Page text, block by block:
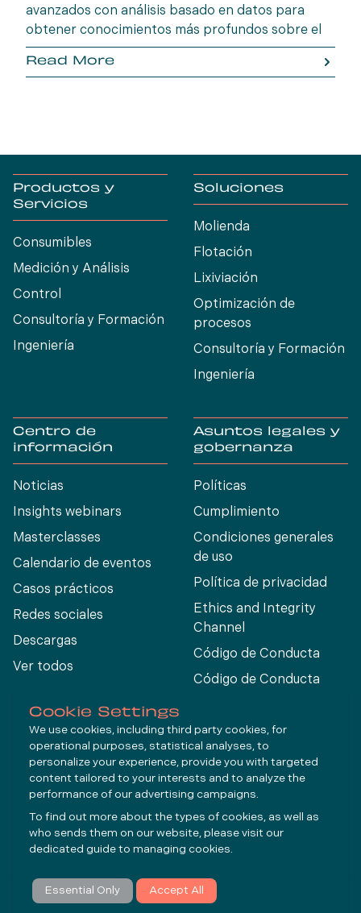
HACER UNA CONSULTA
avanzados con análisis basado en datos para
obtener conocimientos más profundos sobre el
comportamiento del mineral. OreVia, el enfoque
holístico de Molycop para el procesamiento de
Read More
Productos y
Servicios
Consumibles
Medición y Análisis
Control
Consultoría y Formación
Ingeniería
Soluciones
Molienda
Flotación
Lixiviación
Optimización de
procesos
Consultoría y Formación
Ingeniería
Centro de
información
Noticias
Insights webinars
Masterclasses
Calendario de eventos
Casos prácticos
Redes sociales
Descargas
Ver todos
Asuntos legales y
gobernanza
Políticas
Cumplimiento
Condiciones generales
de uso
Política de privacidad
Ethics and Integrity
Channel
Código de Conducta
Código de Conducta
Connect
LinkedIn
YouTube
Suscribirse
© Molycop 2026 - aTegacompany
Cookie Settings
We use cookies, including third party cookies, for
operational purposes, statistical analyses, to
personalize your experience, provide you with targeted
content tailored to your interests and to analyze the
performance of our advertising campaigns.
To find out more about the types of cookies, as well as
who sends them on our website, please visit our
dedicated guide to managing cookies.
Essential Only Accept All